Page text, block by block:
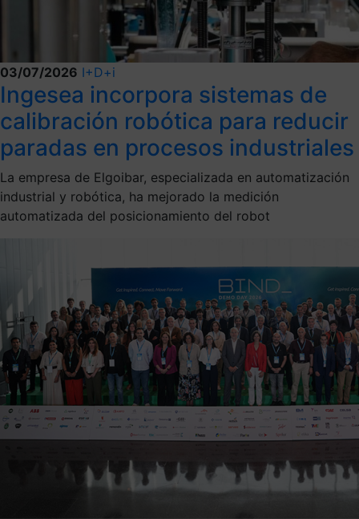
03/07/2026 I+D+i
Ingesea incorpora sistemas de
calibración robótica para reducir
paradas en procesos industriales
La empresa de Elgoibar, especializada en automatización
industrial y robótica, ha mejorado la medición
automatizada del posicionamiento del robot